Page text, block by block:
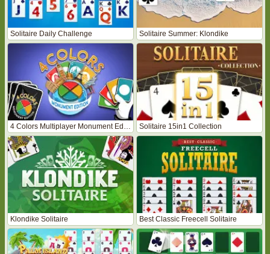
Solitaire Daily Challenge Solitaire Summer: Klondike
4 Colors Multiplayer Monument Edition Solitaire 15in1 Collection
Klondike Solitaire Best Classic Freecell Solitaire